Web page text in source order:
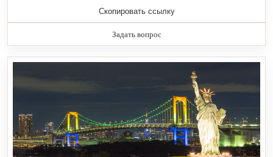
Скопировать ссылку
Задать вопрос